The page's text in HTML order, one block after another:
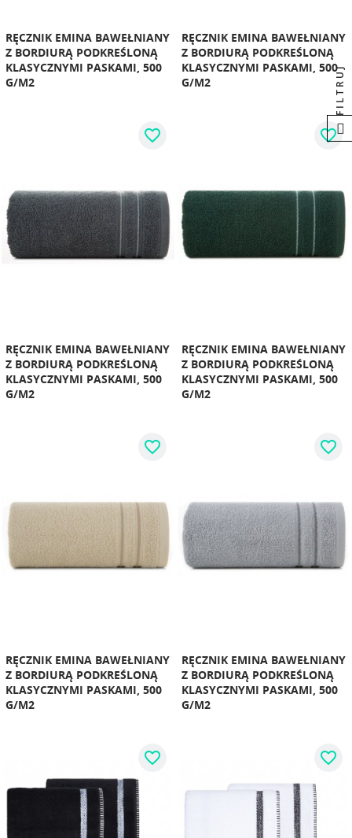
RĘCZNIK EMINA BAWEŁNIANY
Z BORDIURĄ PODKREŚLONĄ
KLASYCZNYMI PASKAMI, 500
G/M2
RĘCZNIK EMINA BAWEŁNIANY
Z BORDIURĄ PODKREŚLONĄ
KLASYCZNYMI PASKAMI, 500
G/M2
RĘCZNIK EMINA BAWEŁNIANY
Z BORDIURĄ PODKREŚLONĄ
KLASYCZNYMI PASKAMI, 500
G/M2
favorite_border
RĘCZNIK EMINA BAWEŁNIANY
Z BORDIURĄ PODKREŚLONĄ
KLASYCZNYMI PASKAMI, 500
G/M2
favorite_border
RĘCZNIK EMINA BAWEŁNIANY
Z BORDIURĄ PODKREŚLONĄ
KLASYCZNYMI PASKAMI, 500
G/M2
favorite_border
RĘCZNIK EMINA BAWEŁNIANY
Z BORDIURĄ PODKREŚLONĄ
KLASYCZNYMI PASKAMI, 500
G/M2
favorite_border
favorite_border favorite_border
FILTRUJ